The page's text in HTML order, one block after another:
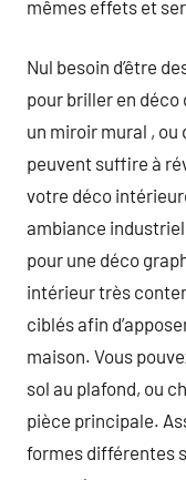
mêmes effets et
Nul besoin d’être
pour briller en déco
un miroir mural , ou
peuvent suffire à
votre déco
ambiance
pour une déco
intérieur très
ciblés afin
maison. Vous
sol au plafond, ou
pièce principale.
formes différentes